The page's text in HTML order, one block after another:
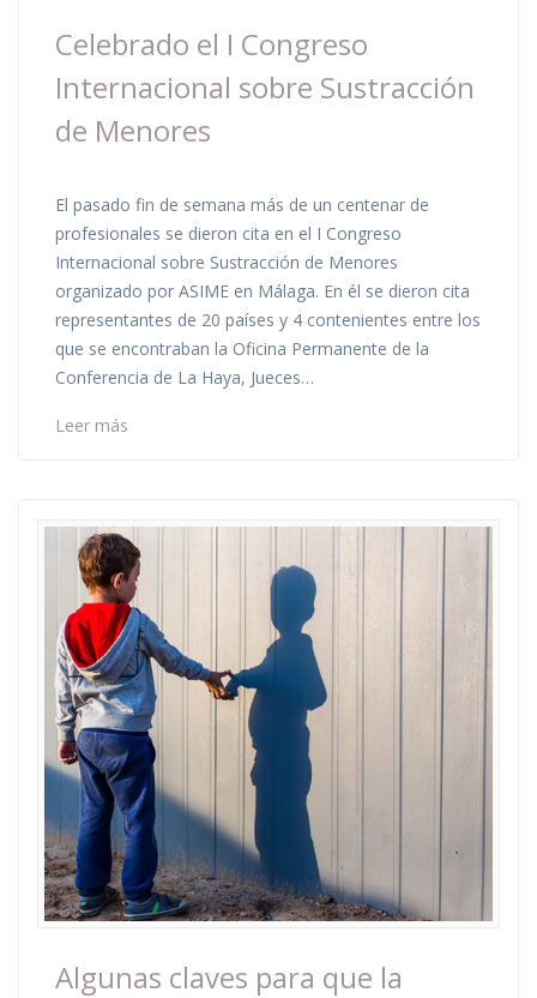
Celebrado el I Congreso
Internacional sobre Sustracción
de Menores
El pasado fin de semana más de un centenar de
profesionales se dieron cita en el I Congreso
Internacional sobre Sustracción de Menores
organizado por ASIME en Málaga. En él se dieron cita
representantes de 20 países y 4 contenientes entre los
que se encontraban la Oficina Permanente de la
Conferencia de La Haya, Jueces…
Leer más
Algunas claves para que la